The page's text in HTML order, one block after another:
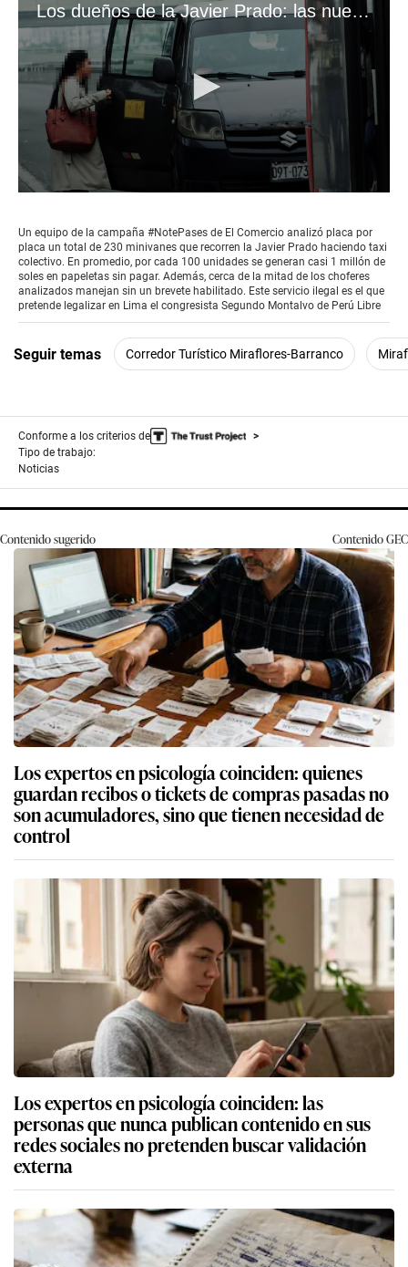
Los dueños de la Javier Prado: las nueve cabezas detrás del caos de las minivanes informales #VideosEC
of
3
minutes,
29
seconds
Un equipo de la campaña #NotePases de El Comercio analizó placa por
placa un total de 230 minivanes que recorren la Javier Prado haciendo taxi
colectivo. En promedio, por cada 100 unidades se generan casi 1 millón de
soles en papeletas sin pagar. Además, cerca de la mitad de los choferes
analizados manejan sin un brevete habilitado. Este servicio ilegal es el que
pretende legalizar en Lima el congresista Segundo Montalvo de Perú Libre
Seguir temas Corredor Turístico Miraflores-Barranco
Conforme a los criterios de
Tipo de trabajo:
Noticias
Contenido sugerido ContenidoGEC
Los expertos en psicología coinciden: quienes
guardan recibos o tickets de compras pasadas no
son acumuladores, sino que tienen necesidad de
control
Los expertos en psicología coinciden: las
personas que nunca publican contenido en sus
redes sociales no pretenden buscar validación
externa